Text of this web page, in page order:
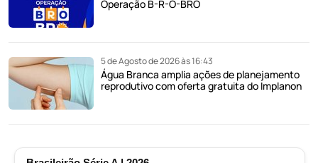
Operação B-R-O-BRÓ
5 de Agosto de 2026 às 16:43
Água Branca amplia ações de planejamento
reprodutivo com oferta gratuita do Implanon